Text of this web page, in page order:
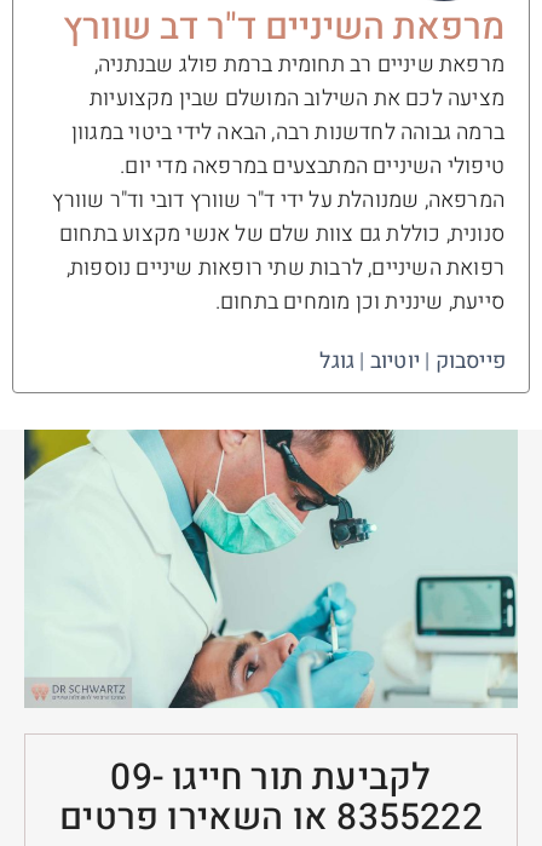
מרפאת השיניים ד"ר דב שוורץ
מרפאת שיניים רב תחומית ברמת פולג שבנתניה,
מציעה לכם את השילוב המושלם שבין מקצועיות
ברמה גבוהה לחדשנות רבה, הבאה לידי ביטוי במגוון
טיפולי השיניים המתבצעים במרפאה מדי יום.
המרפאה, שמנוהלת על ידי ד"ר שוורץ דובי וד"ר שוורץ
סנונית, כוללת גם צוות שלם של אנשי מקצוע בתחום
רפואת השיניים, לרבות שתי רופאות שיניים נוספות,
סייעת, שיננית וכן מומחים בתחום.
פייסבוק | יוטיוב |גוגל
לקביעת תור חייגו 09-
8355222 או השאירו פרטים